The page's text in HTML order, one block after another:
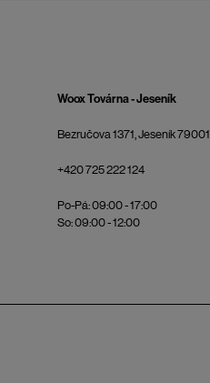
Woox Továrna - Jeseník
Bezručova 1371, Jeseník 79001
+420 725 222 124
Po-Pá: 09:00 - 17:00
So: 09:00 - 12:00